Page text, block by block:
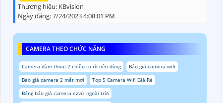
Thương hiệu: KBvision
Ngày đăng:7/24/2023 4:08:01 PM
CAMERA THEO CHỨC NĂNG
Camera đàm thoại 2 chiều to rõ nên dùng
Báo giá camera wifi
Báo giá camera 2 mắt mơi
Top 5 Camera Wifi Giá Rẻ
Bảng báo giá camera ezviz ngoài trời